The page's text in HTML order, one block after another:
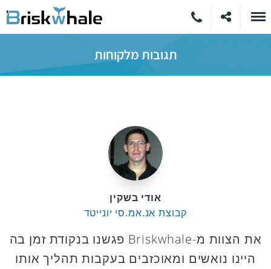
תגובות מלקוחות
אודי בשקין
קבוצת אנ.אמ.סי יונייטד
את הצוות מ-Briskwhale פגשנו בנקודת זמן בה
היינו נואשים ומאוכזבים בעקבות תהליך אותו